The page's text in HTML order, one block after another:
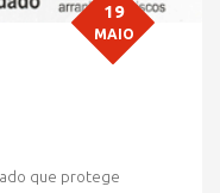
19
MAIO
que protege